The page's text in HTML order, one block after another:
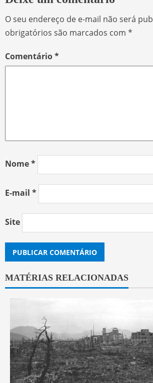
O seu endereço de e-mail não será
obrigatórios são marcados com *
Comentário*
Nome*
E-mail *
Site
MATÉRIAS RELACIONADAS